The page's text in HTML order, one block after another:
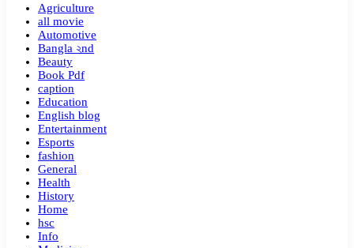
Agriculture
all movie
Automotive
Bangla ২nd
Beauty
Book Pdf
caption
Education
English blog
Entertainment
Esports
fashion
General
Health
History
Home
hsc
Info